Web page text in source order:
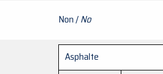
Non /No
Asphalte